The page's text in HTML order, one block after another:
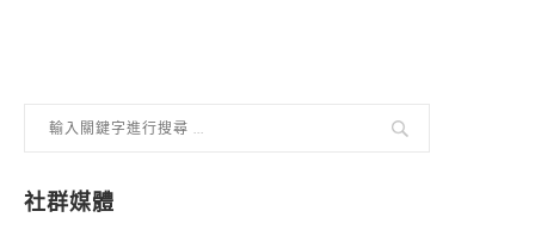
社群媒體